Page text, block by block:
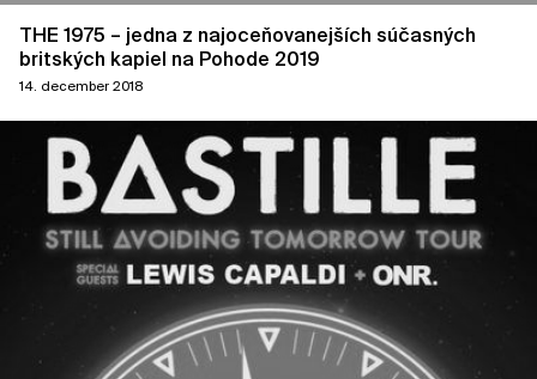
THE 1975 – jedna z najoceňovanejších súčasných
britských kapiel na Pohode 2019
14. december 2018